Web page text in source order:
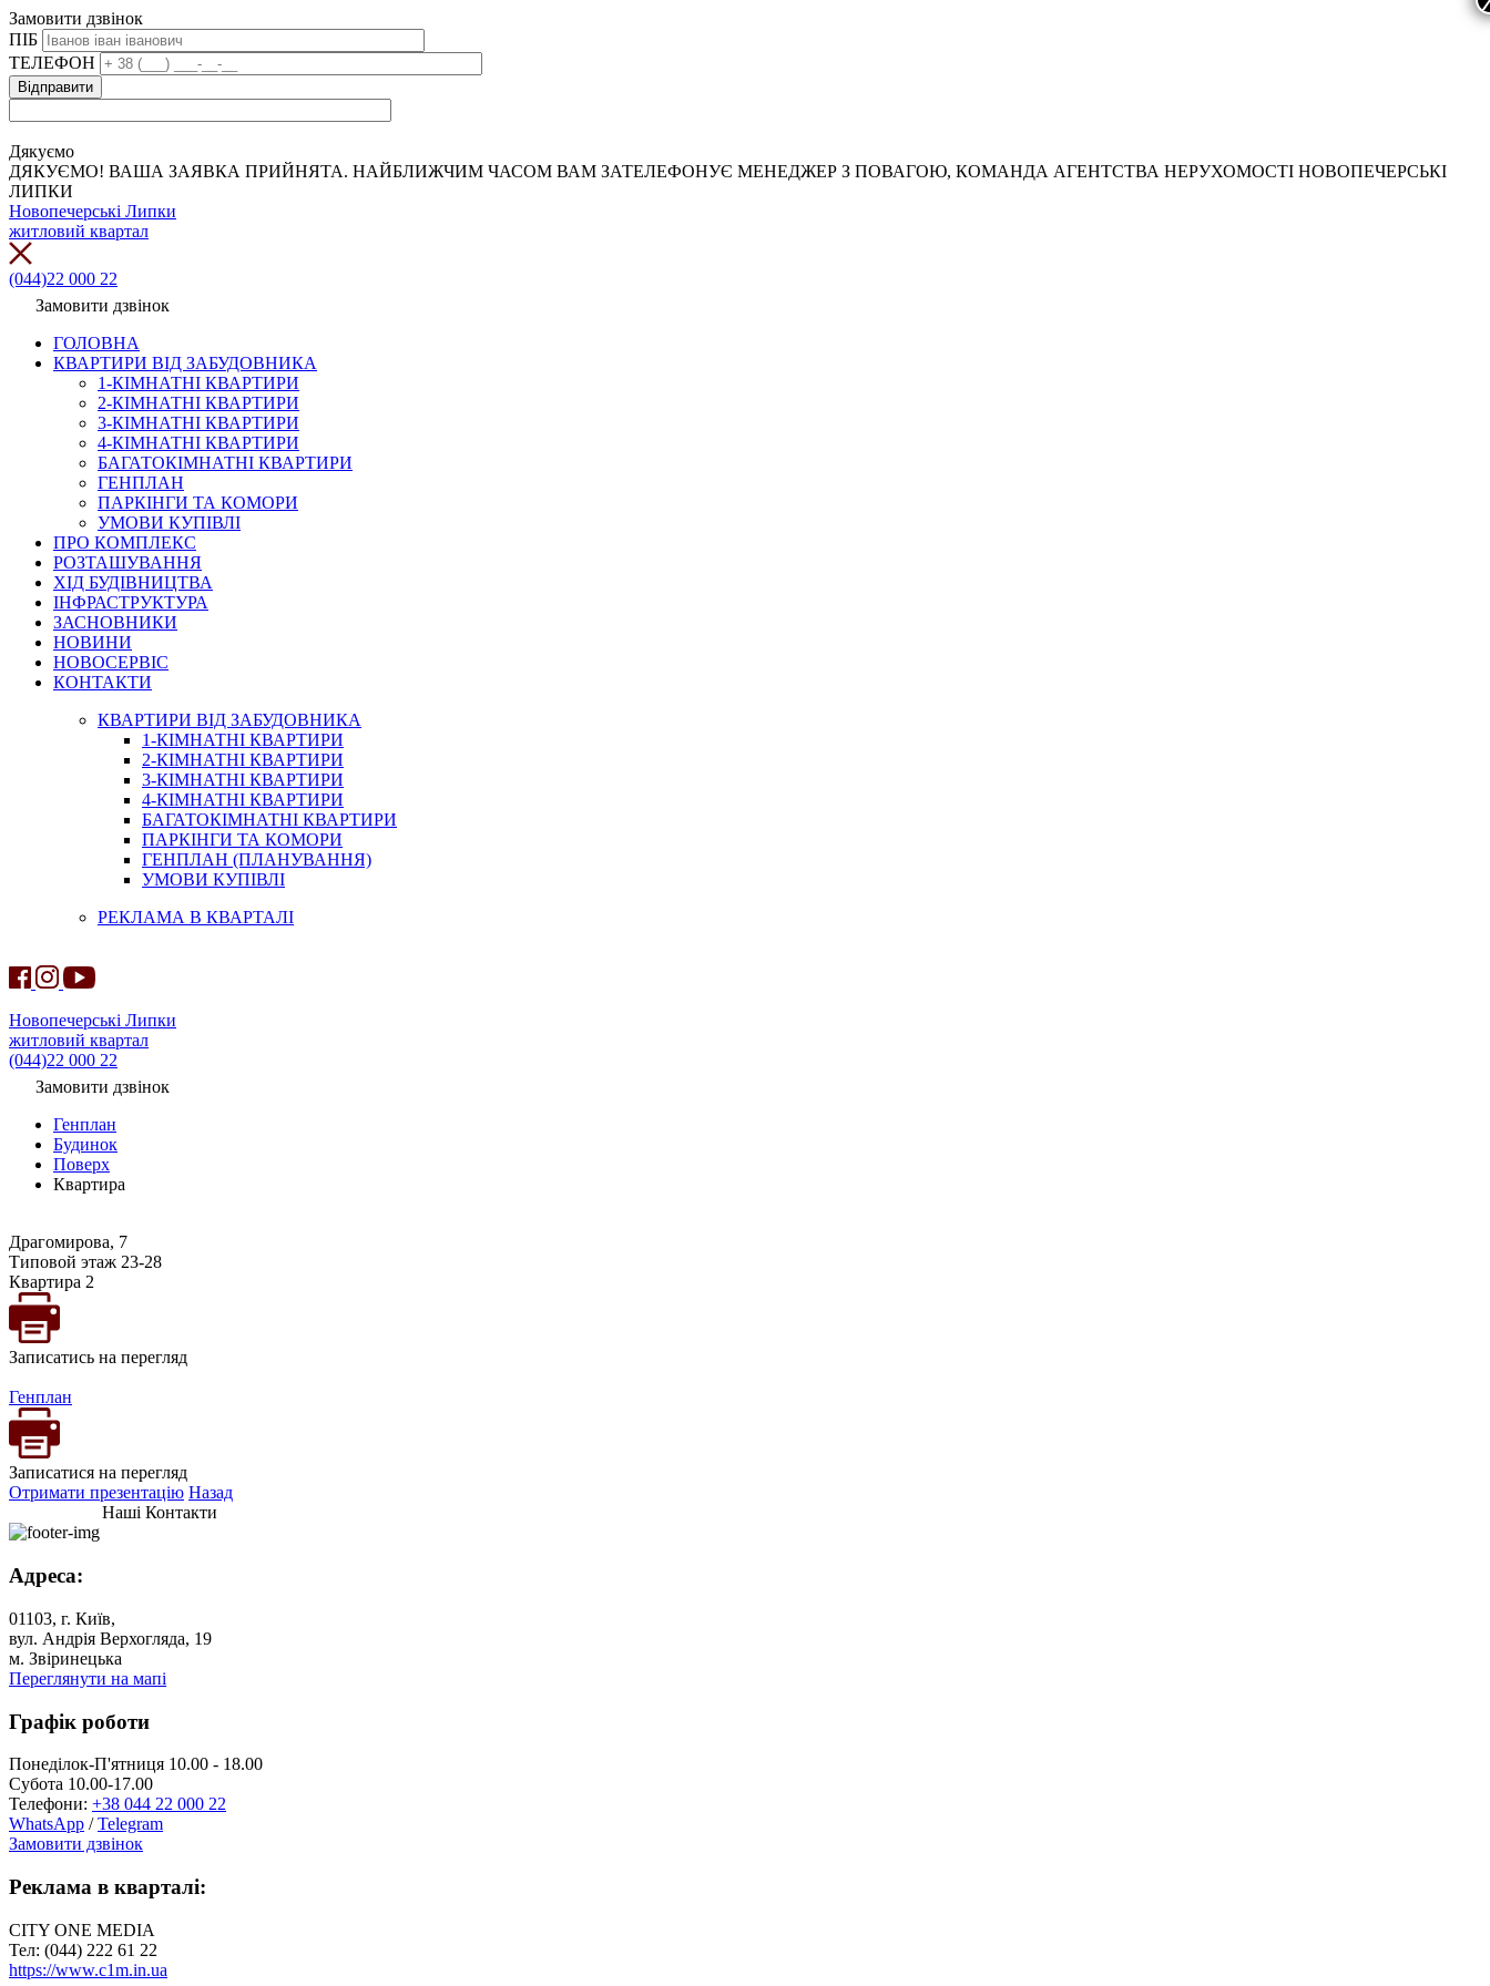
Замовити дзвінок
ПІБ
ТЕЛЕФОН
Дякуємо
ДЯКУЄМО! ВАША ЗАЯВКА ПРИЙНЯТА. НАЙБЛИЖЧИМ ЧАСОМ ВАМ ЗАТЕЛЕФОНУЄ МЕНЕДЖЕР З ПОВАГОЮ, КОМАНДА АГЕНТСТВА НЕРУХОМОСТІ НОВОПЕЧЕРСЬКІ
ЛИПКИ
Новопечерські Липки
житловий квартал
(044)22 000 22
Замовити дзвінок
ГОЛОВНА
КВАРТИРИ ВІД ЗАБУДОВНИКА
1-КІМНАТНІ КВАРТИРИ
2-КІМНАТНІ КВАРТИРИ
3-КІМНАТНІ КВАРТИРИ
4-КІМНАТНІ КВАРТИРИ
БАГАТОКІМНАТНІ КВАРТИРИ
ГЕНПЛАН
ПАРКІНГИ ТА КОМОРИ
УМОВИ КУПІВЛІ
ПРО КОМПЛЕКС
РОЗТАШУВАННЯ
ХІД БУДІВНИЦТВА
ІНФРАСТРУКТУРА
ЗАСНОВНИКИ
НОВИНИ
НОВОСЕРВІС
КОНТАКТИ
КВАРТИРИ ВІД ЗАБУДОВНИКА
1-КІМНАТНІ КВАРТИРИ
2-КІМНАТНІ КВАРТИРИ
3-КІМНАТНІ КВАРТИРИ
4-КІМНАТНІ КВАРТИРИ
БАГАТОКІМНАТНІ КВАРТИРИ
ПАРКІНГИ ТА КОМОРИ
ГЕНПЛАН (ПЛАНУВАННЯ)
УМОВИ КУПІВЛІ
РЕКЛАМА В КВАРТАЛІ
Новопечерські Липки
житловий квартал
(044)22 000 22
Замовити дзвінок
Генплан
Будинок
Поверх
Квартира
Драгомирова, 7
Типовой этаж 23-28
Квартира 2
Записатись на перегляд
Генплан
Записатися на перегляд
Отримати презентацію Назад
Наші Контакти
Адреса:
01103, г. Київ,
вул. Андрія Верхогляда, 19
м. Звіринецька
Переглянути на мапі
Графік роботи
Понеділок-П'ятниця 10.00 - 18.00
Субота 10.00-17.00
Телефони: +38 044 22 000 22
WhatsApp /Telegram
Замовити дзвінок
Реклама в кварталі:
CITY ONE MEDIA
Тел: (044) 222 61 22
https://www.c1m.in.ua